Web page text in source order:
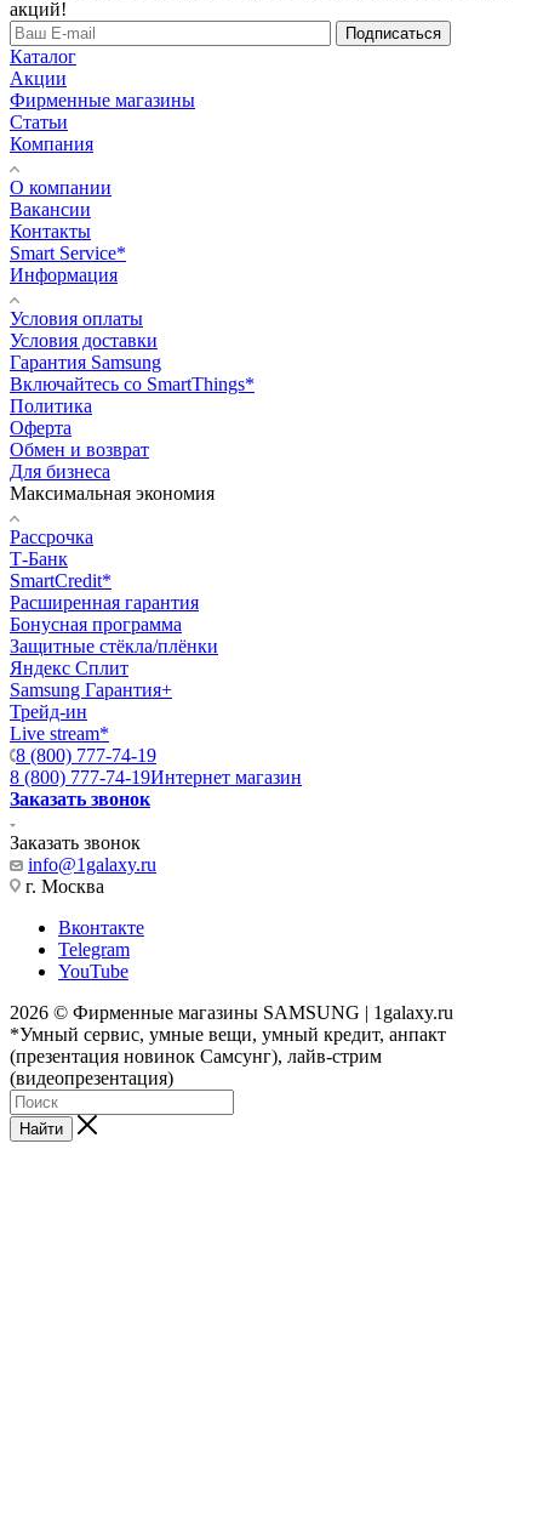
акций!
Подписаться
Каталог
Акции
Фирменные магазины
Статьи
Компания
О компании
Вакансии
Контакты
Smart Service*
Информация
Условия оплаты
Условия доставки
Гарантия Samsung
Включайтесь со SmartThings*
Политика
Оферта
Обмен и возврат
Для бизнеса
Максимальная экономия
Рассрочка
Т-Банк
SmartCredit*
Расширенная гарантия
Бонусная программа
Защитные стёкла/плёнки
Яндекс Сплит
Samsung Гарантия+
Трейд-ин
Live stream*
8 (800) 777-74-19
8 (800) 777-74-19Интернет магазин
Заказать звонок
Заказать звонок
info@1galaxy.ru
г. Москва
Вконтакте
Telegram
YouTube
2026 © Фирменные магазины SAMSUNG | 1galaxy.ru
*Умный сервис, умные вещи, умный кредит, анпакт
(презентация новинок Самсунг), лайв-стрим
(видеопрезентация)
Найти